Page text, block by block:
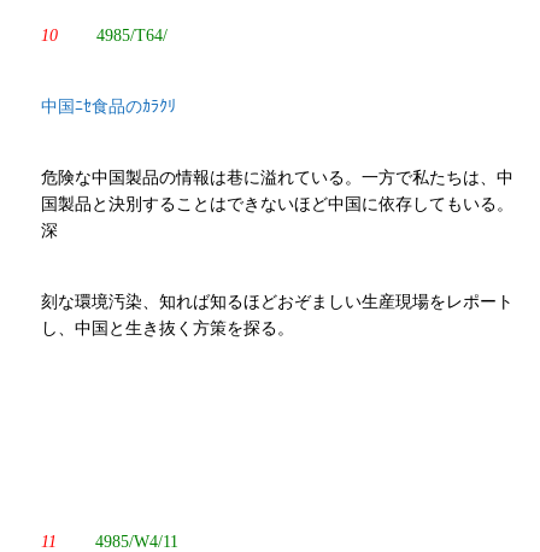
10 4985/T64/
中国ﾆｾ食品のｶﾗｸﾘ
危険な中国製品の情報は巷に溢れている。一方で私たちは、中
国製品と決別することはできないほど中国に依存してもいる。
深
刻な環境汚染、知れば知るほどおぞましい生産現場をレポート
し、中国と生き抜く方策を探る。
11 4985/W4/11